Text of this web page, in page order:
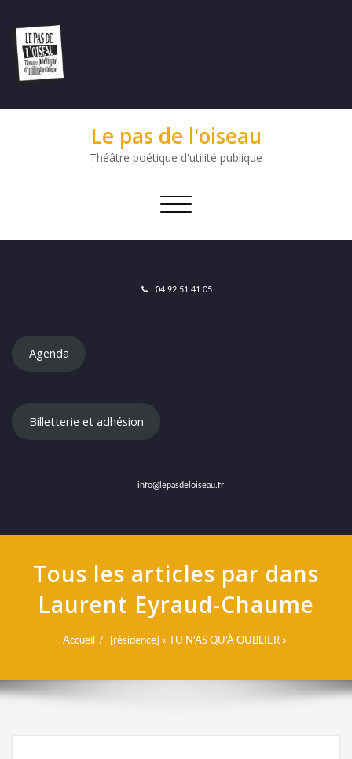
Le pas de l'oiseau
Théâtre poétique d'utilité publique
Afficher/masquer
navigation
04 92 51 41 05
Agenda
Billetterie et adhésion
info@lepasdeloiseau.fr
Tous les articles par dans
Laurent Eyraud-Chaume
Accueil [résidence] « TU N’AS QU’À OUBLIER »